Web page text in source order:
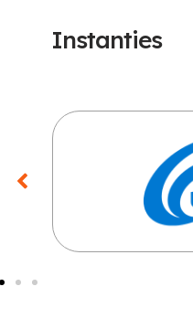
Instanties